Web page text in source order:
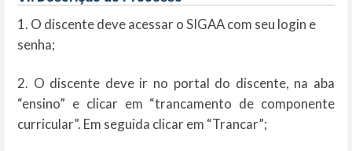
1. O discente deve acessar o SIGAA com seu login e
senha;
2. O discente deve ir no portal do discente, na aba
“ensino” e clicar em “trancamento de componente
curricular”. Em seguida clicar em “Trancar”;